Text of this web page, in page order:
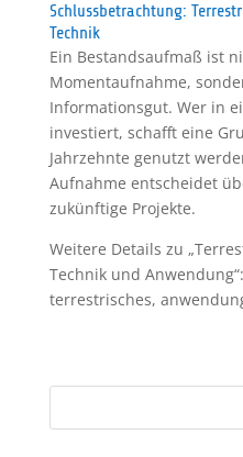
Schlussbetrachtung:
Technik
Ein Bestandsaufmaß ist
Momentaufnahme,
Informationsgut. Wer in
investiert, schafft eine
Jahrzehnte genutzt
Aufnahme entscheidet
zukünftige Projekte.
Weitere Details zu
Technik und
terrestrisches,